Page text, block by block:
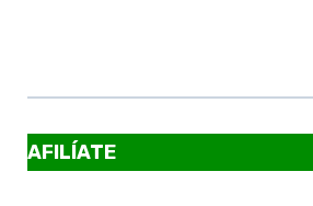
AFILÍATE